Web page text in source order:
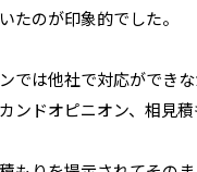
たのが印象的でした。
では他社で対応ができ
ンドオピニオン、相見